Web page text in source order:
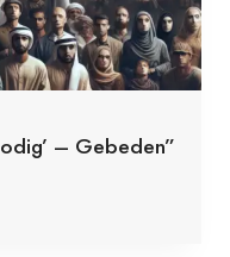
– Gebeden”